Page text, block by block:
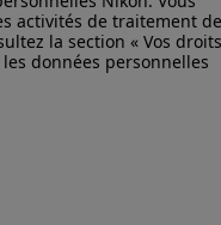
activités de traitement
la section « Vos
données personnelles